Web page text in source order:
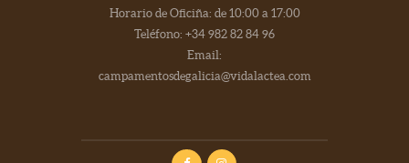
Horario de Oficiña: de 10:00 a 17:00
Teléfono: +34 982 82 84 96
Email:
campamentosdegalicia@vidalactea.com